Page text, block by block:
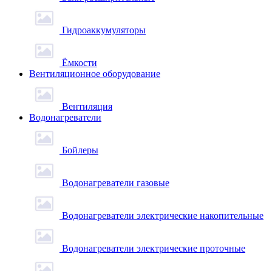
Гидроаккумуляторы
Ёмкости
Вентиляционное оборудование
Вентиляция
Водонагреватели
Бойлеры
Водонагреватели газовые
Водонагреватели электрические накопительные
Водонагреватели электрические проточные